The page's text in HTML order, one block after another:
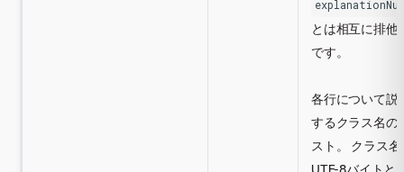
とは相互に排他
です。
各行について説
するクラス名の
スト。 クラス名
UTF-8バイトと